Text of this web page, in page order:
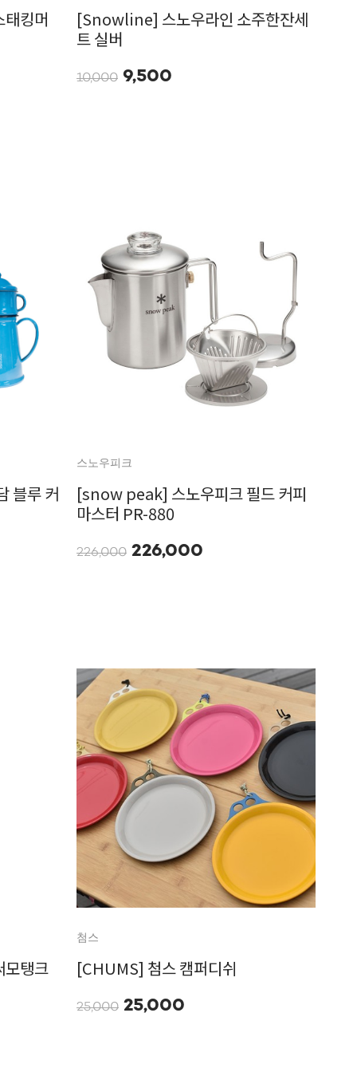
킹머
[Snowline] 스노우라인 소주한잔세
트 실버
10,000 9,500
블루 커
스노우피크
[snow peak] 스노우피크 필드 커피
마스터 PR-880
226,000 226,000
탱크
첨스
[CHUMS] 첨스 캠퍼디쉬
25,000 25,000